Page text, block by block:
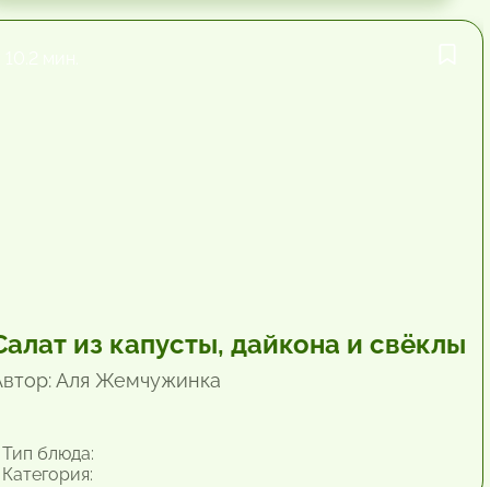
из капусты, дайкона и свёклы
Аля Жемчужинка
блюда: